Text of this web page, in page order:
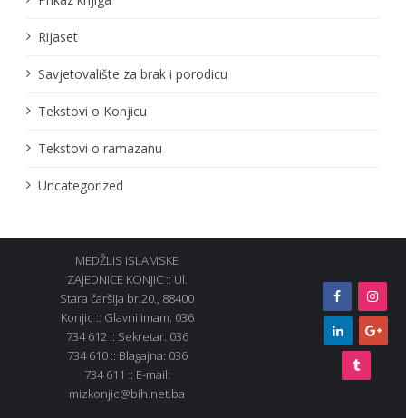
Rijaset
Savjetovalište za brak i porodicu
Tekstovi o Konjicu
Tekstovi o ramazanu
Uncategorized
MEDŽLIS ISLAMSKE
ZAJEDNICE KONJIC :: Ul.
Stara čaršija br.20., 88400
Konjic :: Glavni imam: 036
734 612 :: Sekretar: 036
734 610 :: Blagajna: 036
734 611 :: E-mail:
mizkonjic@bih.net.ba